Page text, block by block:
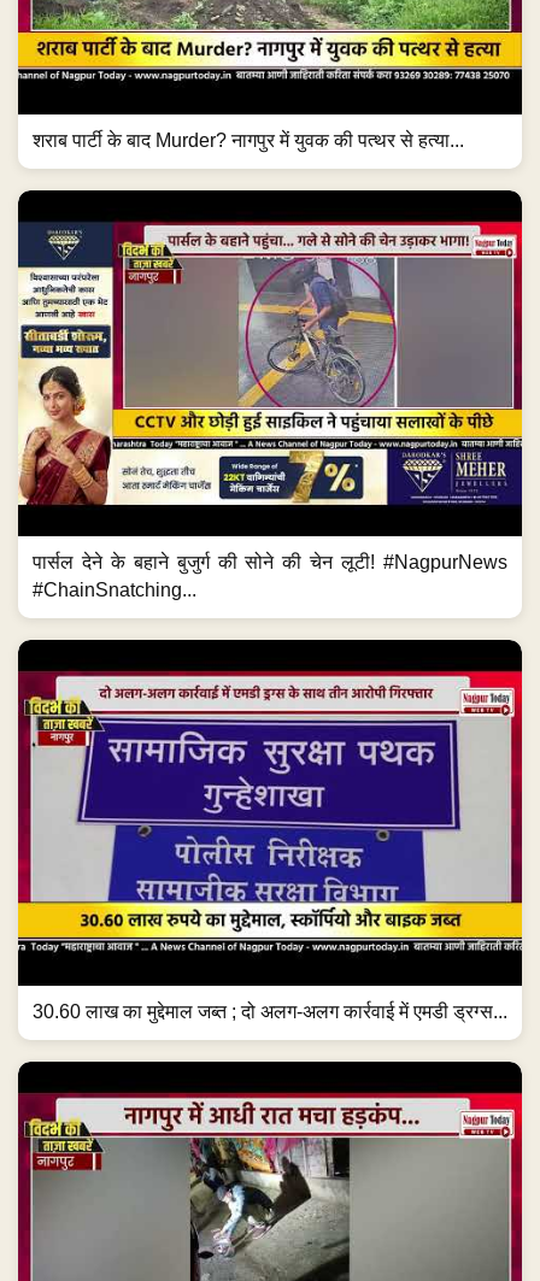
शराब पार्टी के बाद Murder? नागपुर में युवक की पत्थर से हत्या...
पार्सल देने के बहाने बुजुर्ग की सोने की चेन लूटी! #NagpurNews
#ChainSnatching...
30.60 लाख का मुद्देमाल जब्त ; दो अलग-अलग कार्रवाई में एमडी ड्रग्स...